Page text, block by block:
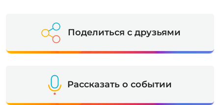
Поделиться с друзьями
Рассказать о событии